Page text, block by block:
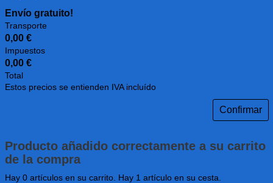
Envío gratuito!
Transporte
0,00 €
Impuestos
0,00 €
Total
Estos precios se entienden IVA incluído
Confirmar
Producto añadido correctamente a su carrito
de la compra
Hay 0artículos en su carrito. Hay 1 artículo en su cesta.